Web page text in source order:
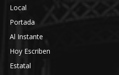
Local
Portada
Al Instante
Hoy Escriben
Estatal